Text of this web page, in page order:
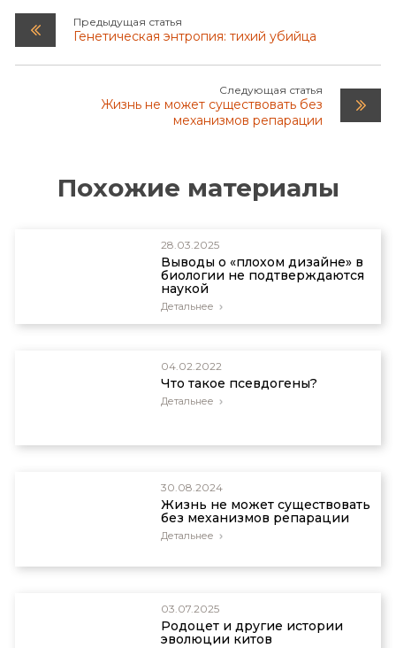
Предыдущая статья
Генетическая энтропия: тихий убийца
Следующая статья
Жизнь не может существовать без
механизмов репарации
Похожие материалы
28.03.2025
Выводы о «плохом дизайне» в
биологии не подтверждаются
наукой
Детальнее
04.02.2022
Что такое псевдогены?
Детальнее
30.08.2024
Жизнь не может существовать
без механизмов репарации
Детальнее
03.07.2025
Родоцет и другие истории
эволюции китов